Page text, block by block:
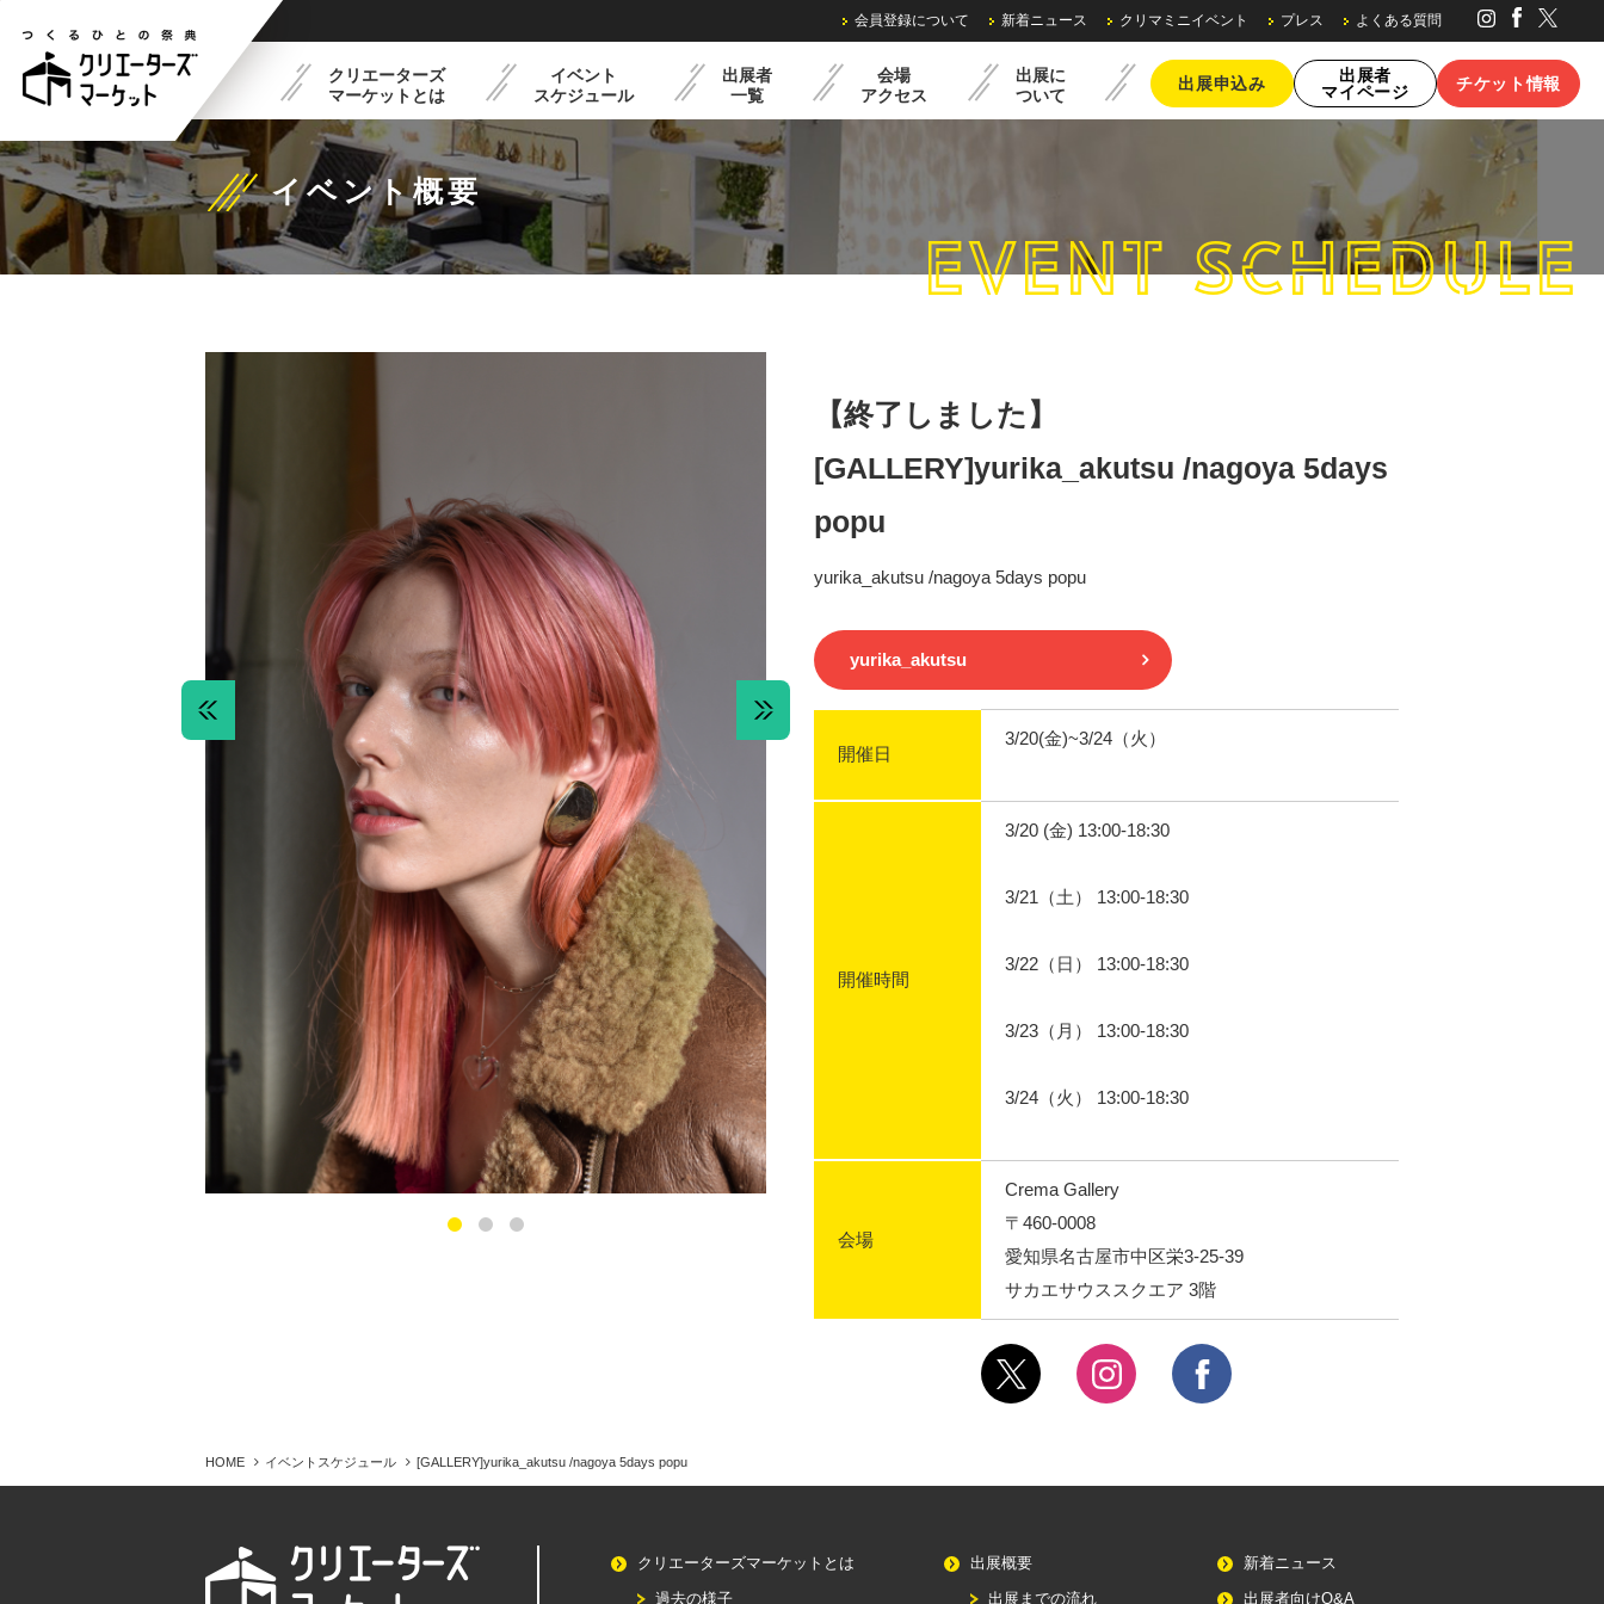
クリエーターズ
マーケットとは
リエーターズマーケット
とは
フードコート紹介 過去の様子
イベント
スケジュール
最新イベントスケジュール クリマミニイベント
出展者
一覧
会場
アクセス
出展に
ついて
出展概要 出展までの流れ レンタル備品・料金 ブースの種類・料金
出展申込み
出展者
マイページ
チケット情報
会員登録について 新着ニュース クリマミニイベント プレス よくある質問
イベント概要
EVENT SCHEDULE
【終了しました】
[GALLERY]yurika_akutsu /nagoya 5days
popu
yurika_akutsu /nagoya 5days popu
yurika_akutsu
開催日
3/20(金)~3/24（火）
開催時間
3/20 (金) 13:00-18:30
3/21（土） 13:00-18:30
3/22（日） 13:00-18:30
3/23（月） 13:00-18:30
3/24（火） 13:00-18:30
会場
Crema Gallery
〒460-0008
愛知県名古屋市中区栄3-25-39
サカエサウススクエア 3階
HOME イベントスケジュール [GALLERY]yurika_akutsu /nagoya 5days popu
クリエーターズマーケットとは
過去の様子
出展概要
出展までの流れ
新着ニュース
出展者向けQ&A